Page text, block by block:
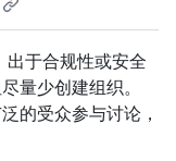
出于合规性或安全
量少创建组织。
的受众参与讨论，